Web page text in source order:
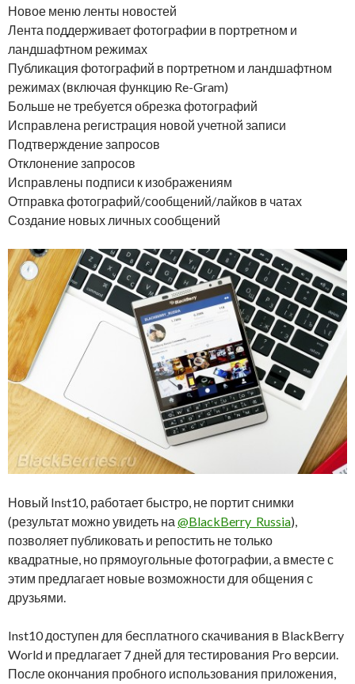
Новое меню ленты новостей
Лента поддерживает фотографии в портретном и
ландшафтном режимах
Публикация фотографий в портретном и ландшафтном
режимах (включая функцию Re-Gram)
Больше не требуется обрезка фотографий
Исправлена регистрация новой учетной записи
Подтверждение запросов
Отклонение запросов
Исправлены подписи к изображениям
Отправка фотографий/сообщений/лайков в чатах
Создание новых личных сообщений
Новый Inst10, работает быстро, не портит снимки
(результат можно увидеть на @BlackBerry_Russia),
позволяет публиковать и репостить не только
квадратные, но прямоугольные фотографии, а вместе с
этим предлагает новые возможности для общения с
друзьями.
Inst10 доступен для бесплатного скачивания в BlackBerry
World и предлагает 7 дней для тестирования Pro версии.
После окончания пробного использования приложения,